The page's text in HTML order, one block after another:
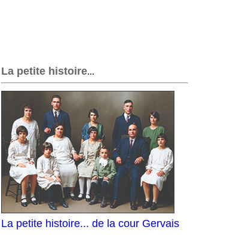
La petite histoire...
La petite histoire... de la cour Gervais